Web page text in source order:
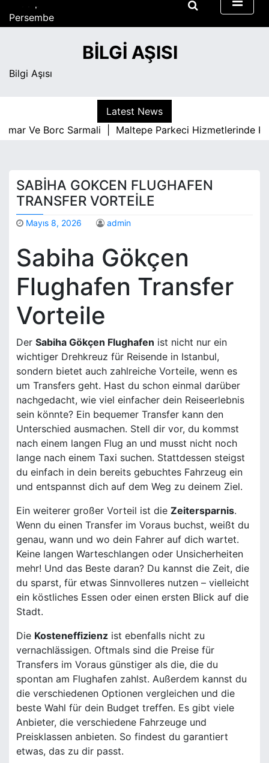
Perşembe
Ağustos 6, 2026
BILGI AŞISI
Bilgi Aşısı
Latest News
Ve Borc Sarmali |
Maltepe Parkeci Hizmetlerinde
SABIHA GOKCEN FLUGHAFEN
TRANSFER VORTEILE
Mayıs 8, 2026 admin
Sabiha Gökçen
Flughafen Transfer
Vorteile
Der Sabiha Gökçen Flughafen ist nicht nur ein
wichtiger Drehkreuz für Reisende in Istanbul,
sondern bietet auch zahlreiche Vorteile, wenn es
um Transfers geht. Hast du schon einmal darüber
nachgedacht, wie viel einfacher dein Reiseerlebnis
sein könnte? Ein bequemer Transfer kann den
Unterschied ausmachen. Stell dir vor, du kommst
nach einem langen Flug an und musst nicht noch
lange nach einem Taxi suchen. Stattdessen steigst
du einfach in dein bereits gebuchtes Fahrzeug ein
und entspannst dich auf dem Weg zu deinem Ziel.
Ein weiterer großer Vorteil ist die Zeitersparnis.
Wenn du einen Transfer im Voraus buchst, weißt du
genau, wann und wo dein Fahrer auf dich wartet.
Keine langen Warteschlangen oder Unsicherheiten
mehr! Und das Beste daran? Du kannst die Zeit, die
du sparst, für etwas Sinnvolleres nutzen – vielleicht
ein köstliches Essen oder einen ersten Blick auf die
Stadt.
Die Kosteneffizienz ist ebenfalls nicht zu
vernachlässigen. Oftmals sind die Preise für
Transfers im Voraus günstiger als die, die du
spontan am Flughafen zahlst. Außerdem kannst du
die verschiedenen Optionen vergleichen und die
beste Wahl für dein Budget treffen. Es gibt viele
Anbieter, die verschiedene Fahrzeuge und
Preisklassen anbieten. So findest du garantiert
etwas, das zu dir passt.